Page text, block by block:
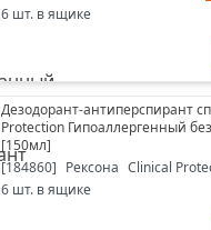
6 шт. в ящике
Дезодорант-антиперспирант
Protection Гипоаллергенный
[150мл]
[184860] Рексона Clinical
6 шт. в ящике